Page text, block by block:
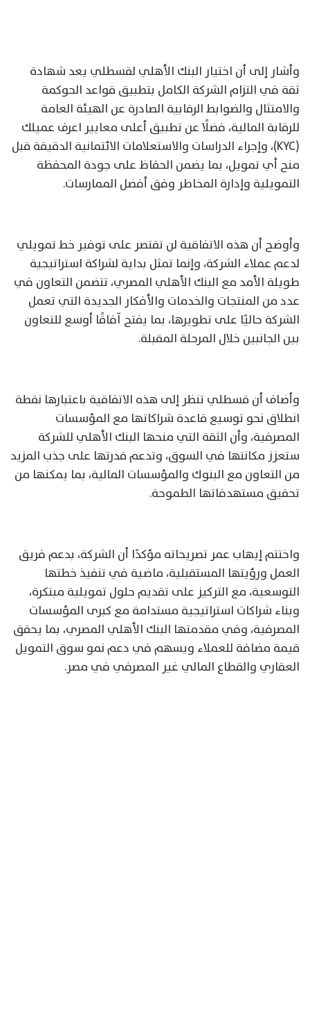
وأشار إلى أن اختيار البنك الأهلي لقسطلي يعد شهادة
ثقة في التزام الشركة الكامل بتطبيق قواعد الحوكمة
والامتثال والضوابط الرقابية الصادرة عن الهيئة العامة
للرقابة المالية، فضلًا عن تطبيق أعلى معايير اعرف عميلك
(KYC)، وإجراء الدراسات والاستعلامات الائتمانية الدقيقة قبل
منح أي تمويل، بما يضمن الحفاظ على جودة المحفظة
التمويلية وإدارة المخاطر وفق أفضل الممارسات.
وأوضح أن هذه الاتفاقية لن تقتصر على توفير خط تمويلي
لدعم عملاء الشركة، وإنما تمثل بداية لشراكة استراتيجية
طويلة الأمد مع البنك الأهلي المصري، تتضمن التعاون في
عدد من المنتجات والخدمات والأفكار الجديدة التي تعمل
الشركة حاليًا على تطويرها، بما يفتح آفاقًا أوسع للتعاون
بين الجانبين خلال المرحلة المقبلة.
وأضاف أن قسطلي تنظر إلى هذه الاتفاقية باعتبارها نقطة
انطلاق نحو توسيع قاعدة شراكاتها مع المؤسسات
المصرفية، وأن الثقة التي منحها البنك الأهلي للشركة
ستعزز مكانتها في السوق، وتدعم قدرتها على جذب المزيد
من التعاون مع البنوك والمؤسسات المالية، بما يمكنها من
تحقيق مستهدفاتها الطموحة.
واختتم إيهاب عمر تصريحاته مؤكدًا أن الشركة، بدعم فريق
العمل ورؤيتها المستقبلية، ماضية في تنفيذ خطتها
التوسعية، مع التركيز على تقديم حلول تمويلية مبتكرة،
وبناء شراكات استراتيجية مستدامة مع كبرى المؤسسات
المصرفية، وفي مقدمتها البنك الأهلي المصري، بما يحقق
قيمة مضافة للعملاء ويسهم في دعم نمو سوق التمويل
العقاري والقطاع المالي غير المصرفي في مصر.